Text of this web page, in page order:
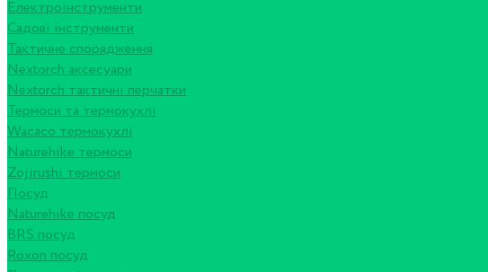
Електроінструменти
Садові інструменти
Тактичне спорядження
Nextorch аксесуари
Nextorch тактичні перчатки
Термоси та термокухлі
Wacaco термокухлі
Naturehike термоси
Zojirushi термоси
Посуд
Naturehike посуд
BRS посуд
Roxon посуд